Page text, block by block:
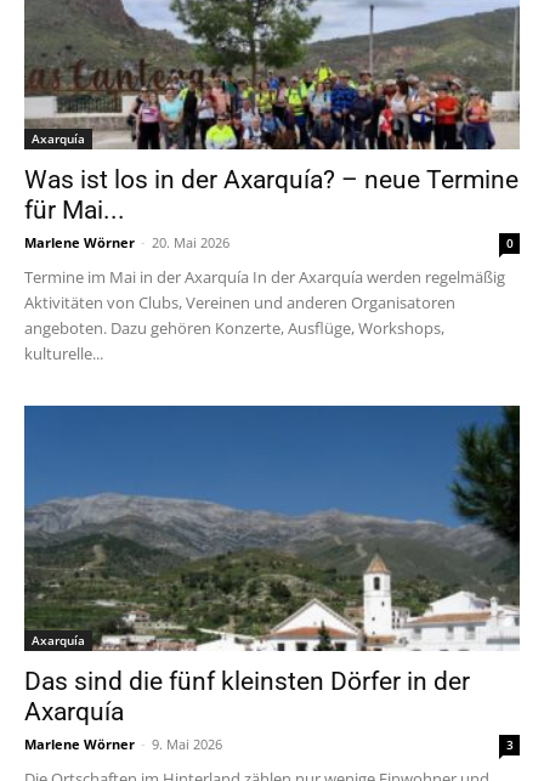
Axarquía
Was ist los in der Axarquía? – neue Termine
für Mai...
Marlene Wörner - 20. Mai 2026 0
Termine im Mai in der Axarquía In der Axarquía werden regelmäßig
Aktivitäten von Clubs, Vereinen und anderen Organisatoren
angeboten. Dazu gehören Konzerte, Ausflüge, Workshops,
kulturelle...
Axarquía
Das sind die fünf kleinsten Dörfer in der
Axarquía
Marlene Wörner - 9. Mai 2026 3